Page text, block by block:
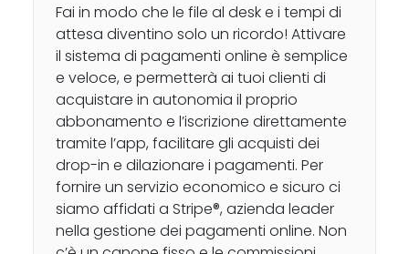
Fai in modo che le file al desk e i tempi di
attesa diventino solo un ricordo! Attivare
il sistema di pagamenti online è semplice
e veloce, e permetterà ai tuoi clienti di
acquistare in autonomia il proprio
abbonamento e l’iscrizione direttamente
tramite l’app, facilitare gli acquisti dei
drop-in e dilazionare i pagamenti. Per
fornire un servizio economico e sicuro ci
siamo affidati a Stripe®, azienda leader
nella gestione dei pagamenti online. Non